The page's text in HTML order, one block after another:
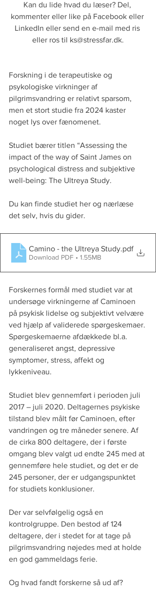
Kan du lide hvad du læser? Del,
kommenter eller like på Facebook eller
LinkedIn eller send en e-mail med ris
eller ros til ks@stressfar.dk.
Forskning i de terapeutiske og
psykologiske virkninger af
pilgrimsvandring er relativt sparsom,
men et stort studie fra 2024 kaster
noget lys over fænomenet.
Studiet bærer titlen “Assessing the
impact of the way of Saint James on
psychological distress and subjektive
well-being: The Ultreya Study.
Du kan finde studiet her og nærlæse
det selv, hvis du gider.
Camino - the Ultreya Study.pdf
Download PDF • 1.55MB
Forskernes formål med studiet var at
undersøge virkningerne af Caminoen
på psykisk lidelse og subjektivt velvære
ved hjælp af validerede spørgeskemaer.
Spørgeskemaerne afdækkede bl.a.
generaliseret angst, depressive
symptomer, stress, affekt og
lykkeniveau.
Studiet blev gennemført i perioden juli
2017 – juli 2020. Deltagernes psykiske
tilstand blev målt før Caminoen, efter
vandringen og tre måneder senere. Af
de cirka 800 deltagere, der i første
omgang blev valgt ud endte 245 med at
gennemføre hele studiet, og det er de
245 personer, der er udgangspunktet
for studiets konklusioner.
Der var selvfølgelig også en
kontrolgruppe. Den bestod af 124
deltagere, der i stedet for at tage på
pilgrimsvandring nøjedes med at holde
en god gammeldags ferie.
Og hvad fandt forskerne så ud af?